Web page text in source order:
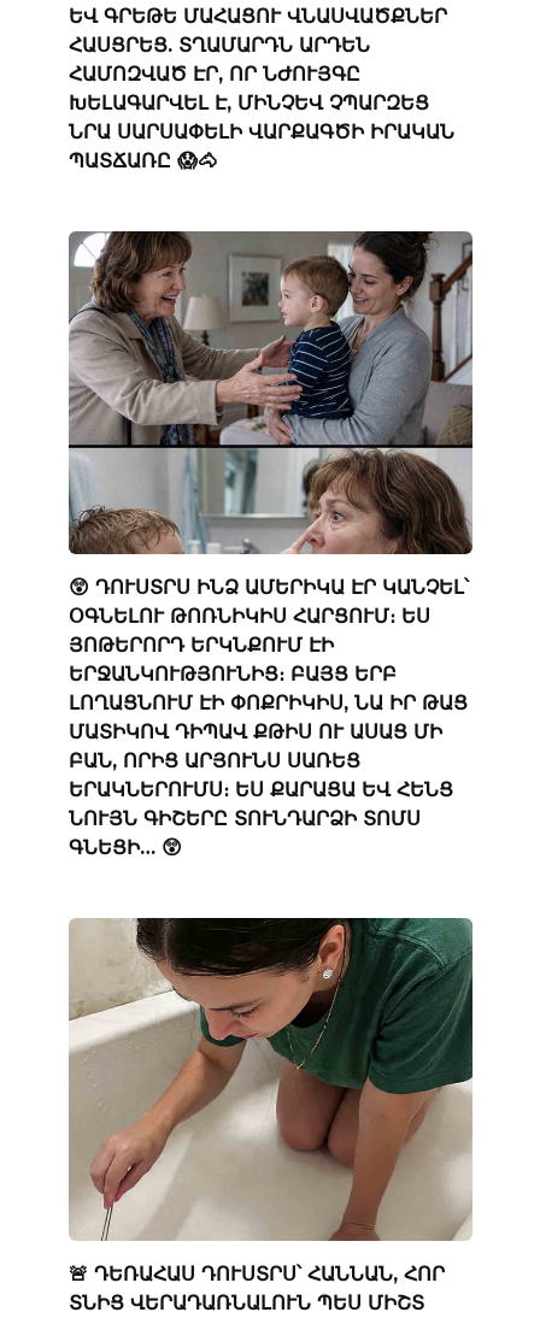
ԵՎ ԳՐԵԹԵ ՄԱՀԱՑՈՒ ՎՆԱՍՎԱԾՔՆԵՐ
ՀԱՍՑՐԵՑ. ՏՂԱՄԱՐԴՆ ԱՐԴԵՆ
ՀԱՄՈԶՎԱԾ ԷՐ, ՈՐ ՆԺՈՒՅԳԸ
ԽԵԼԱԳԱՐՎԵԼ Է, ՄԻՆՉԵՎ ՉՊԱՐԶԵՑ
ՆՐԱ ՍԱՐՍԱՓԵԼԻ ՎԱՐՔԱԳԾԻ ԻՐԱԿԱՆ
ՊԱՏՃԱՌԸ 😱🐴
😲 ԴՈՒՍՏՐՍ ԻՆՁ ԱՄԵՐԻԿԱ ԷՐ ԿԱՆՉԵԼ՝
ՕԳՆԵԼՈՒ ԹՈՌՆԻԿԻՍ ՀԱՐՑՈՒՄ։ ԵՍ
ՅՈԹԵՐՈՐԴ ԵՐԿՆՔՈՒՄ ԷԻ
ԵՐՋԱՆԿՈՒԹՅՈՒՆԻՑ։ ԲԱՅՑ ԵՐԲ
ԼՈՂԱՑՆՈՒՄ ԷԻ ՓՈՔՐԻԿԻՍ, ՆԱ ԻՐ ԹԱՑ
ՄԱՏԻԿՈՎ ԴԻՊԱՎ ՔԹԻՍ ՈՒ ԱՍԱՑ ՄԻ
ԲԱՆ, ՈՐԻՑ ԱՐՅՈՒՆՍ ՍԱՌԵՑ
ԵՐԱԿՆԵՐՈՒՄՍ։ ԵՍ ՔԱՐԱՑԱ ԵՎ ՀԵՆՑ
ՆՈՒՅՆ ԳԻՇԵՐԸ ՏՈՒՆԴԱՐՁԻ ՏՈՄՍ
ԳՆԵՑԻ… 😲
🚨 ԴԵՌԱՀԱՍ ԴՈՒՍՏՐՍ՝ ՀԱՆՆԱՆ, ՀՈՐ
ՏՆԻՑ ՎԵՐԱԴԱՌՆԱԼՈՒՆ ՊԵՍ ՄԻՇՏ